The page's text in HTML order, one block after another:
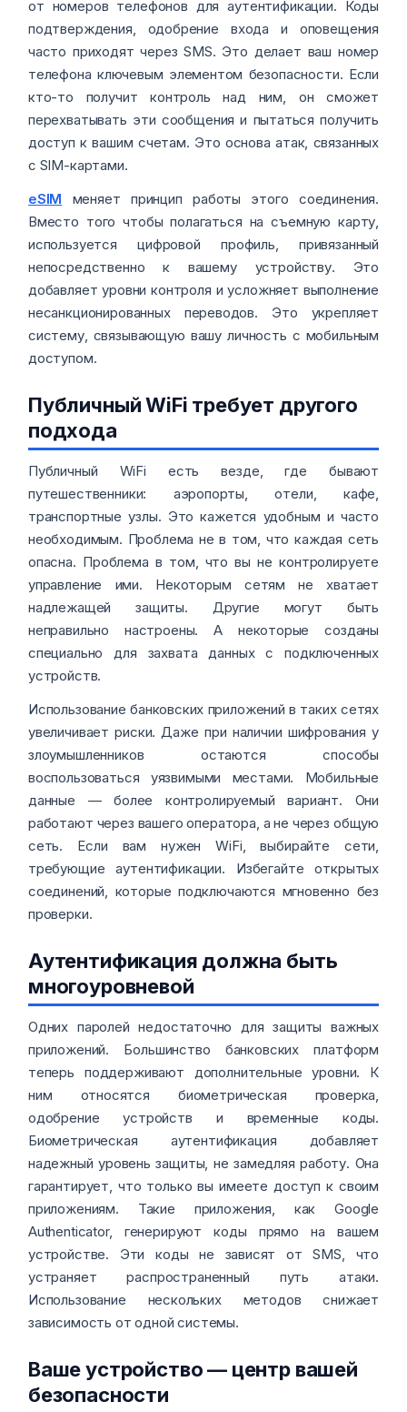
от номеров телефонов для аутентификации. Коды
подтверждения, одобрение входа и оповещения
часто приходят через SMS. Это делает ваш номер
телефона ключевым элементом безопасности. Если
кто-то получит контроль над ним, он сможет
перехватывать эти сообщения и пытаться получить
доступ к вашим счетам. Это основа атак, связанных
с SIM-картами.
eSIM меняет принцип работы этого соединения.
Вместо того чтобы полагаться на съемную карту,
используется цифровой профиль, привязанный
непосредственно к вашему устройству. Это
добавляет уровни контроля и усложняет выполнение
несанкционированных переводов. Это укрепляет
систему, связывающую вашу личность с мобильным
доступом.
Публичный WiFi требует другого
подхода
Публичный WiFi есть везде, где бывают
путешественники: аэропорты, отели, кафе,
транспортные узлы. Это кажется удобным и часто
необходимым. Проблема не в том, что каждая сеть
опасна. Проблема в том, что вы не контролируете
управление ими. Некоторым сетям не хватает
надлежащей защиты. Другие могут быть
неправильно настроены. А некоторые созданы
специально для захвата данных с подключенных
устройств.
Использование банковских приложений в таких сетях
увеличивает риски. Даже при наличии шифрования у
злоумышленников остаются способы
воспользоваться уязвимыми местами. Мобильные
данные — более контролируемый вариант. Они
работают через вашего оператора, а не через общую
сеть. Если вам нужен WiFi, выбирайте сети,
требующие аутентификации. Избегайте открытых
соединений, которые подключаются мгновенно без
проверки.
Аутентификация должна быть
многоуровневой
Одних паролей недостаточно для защиты важных
приложений. Большинство банковских платформ
теперь поддерживают дополнительные уровни. К
ним относятся биометрическая проверка,
одобрение устройств и временные коды.
Биометрическая аутентификация добавляет
надежный уровень защиты, не замедляя работу. Она
гарантирует, что только вы имеете доступ к своим
приложениям. Такие приложения, как Google
Authenticator, генерируют коды прямо на вашем
устройстве. Эти коды не зависят от SMS, что
устраняет распространенный путь атаки.
Использование нескольких методов снижает
зависимость от одной системы.
Ваше устройство — центр вашей
безопасности